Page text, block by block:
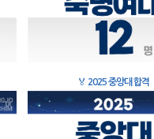
🏅 2025 중앙대 합격